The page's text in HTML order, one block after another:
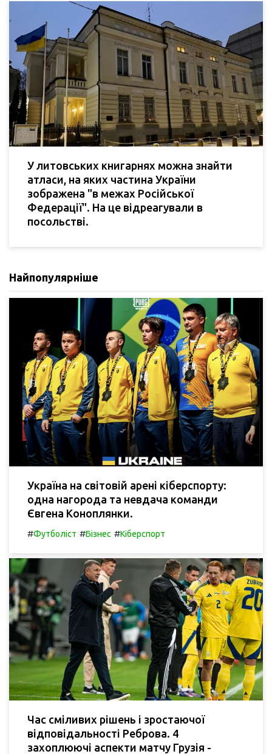
У литовських книгарнях можна знайти
атласи, на яких частина України
зображена "в межах Російської
Федерації". На це відреагували в
посольстві.
Найпопулярніше
Україна на світовій арені кіберспорту:
одна нагорода та невдача команди
Євгена Коноплянки.
#Футболіст #Бізнес #Кіберспорт
Час сміливих рішень і зростаючої
відповідальності Реброва. 4
захоплюючі аспекти матчу Грузія -